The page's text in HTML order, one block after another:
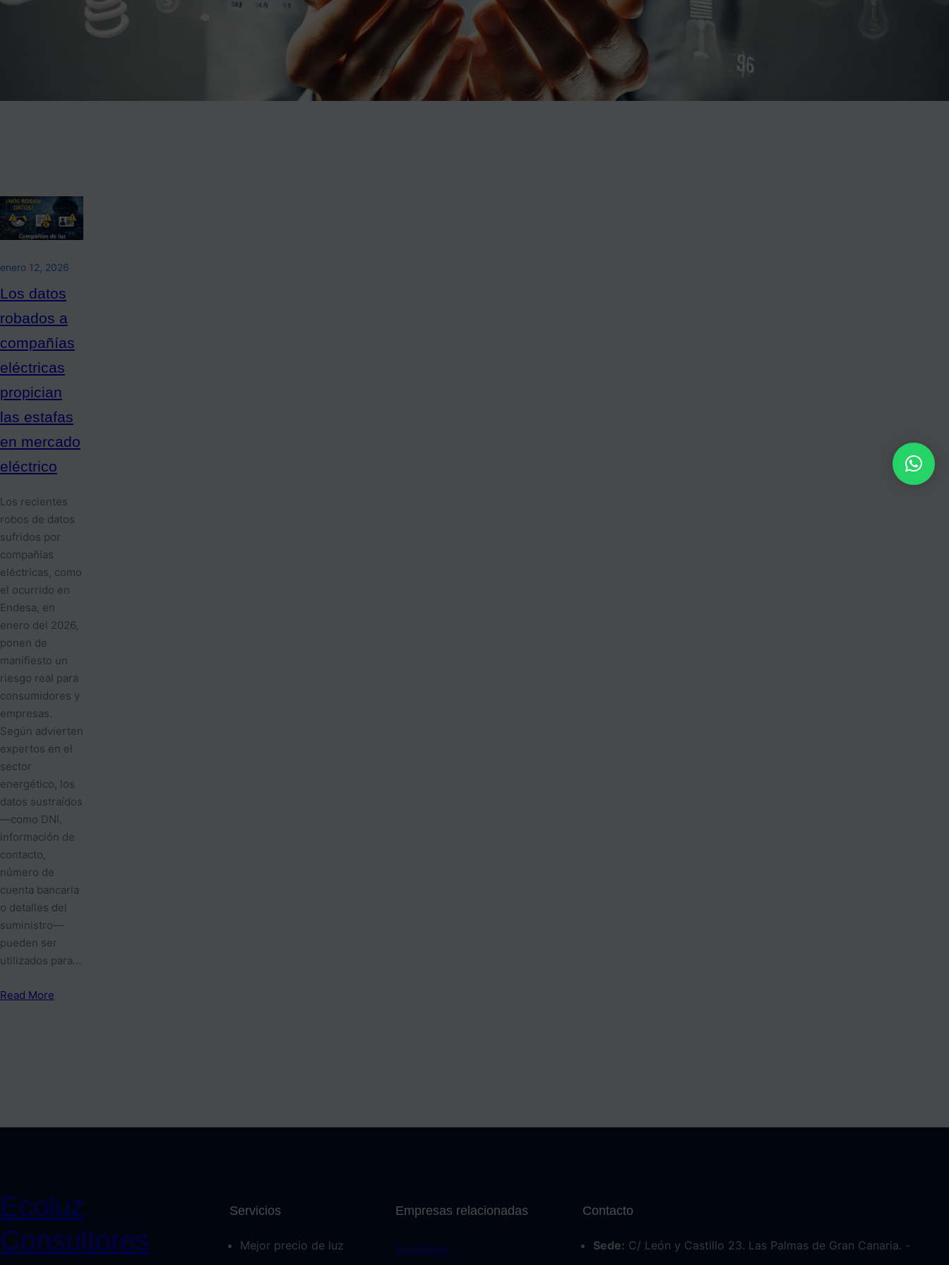
enero 12, 2026
Los datos
robados a
compañías
eléctricas
propician
las estafas
en mercado
eléctrico
Los recientes
robos de datos
sufridos por
compañías
eléctricas, como
el ocurrido en
Endesa, en
enero del 2026,
ponen de
manifiesto un
riesgo real para
consumidores y
empresas.
Según advierten
expertos en el
sector
energético, los
datos sustraídos
—como DNI,
información de
contacto,
número de
cuenta bancaria
o detalles del
suministro—
pueden ser
utilizados para…
Read More
Ecoluz
Consultores
Servicios
Mejor precio de luz
Empresas relacionadas
Fotolinera
Contacto
Sede: C/ León y Castillo 23. Las Palmas de Gran Canaria. -